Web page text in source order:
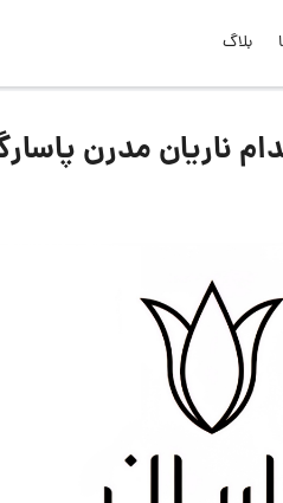
بلاگ
مدرن پاسارگاد | ۱۰ تیر